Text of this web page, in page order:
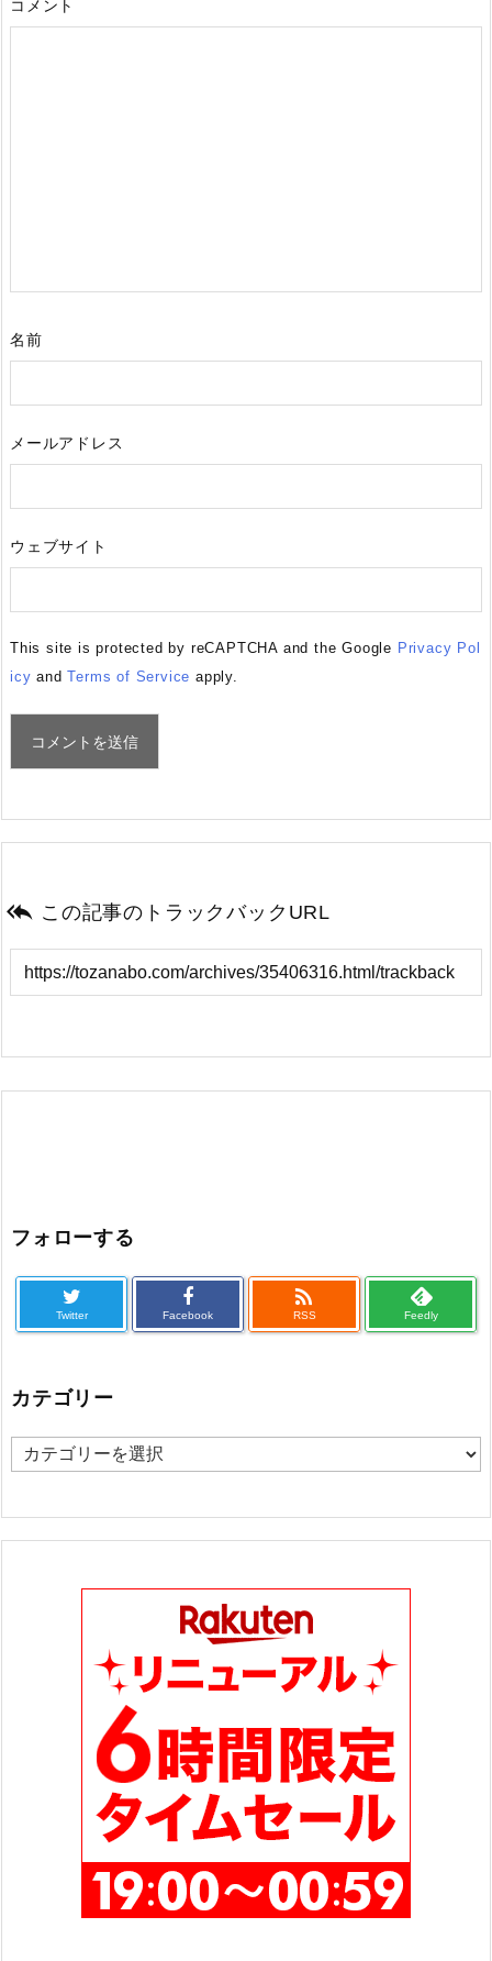
コメント
名前
メールアドレス
ウェブサイト
This site is protected by reCAPTCHA and the Google Privacy Pol
icy andTerms of Service apply.
 この記事のトラックバックURL
フォローする
Twitter Facebook

RSS Feedly
カテゴリー
カ
ゴ